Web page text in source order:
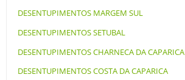
DESENTUPIMENTOS MARGEM SUL
DESENTUPIMENTOS SETUBAL
DESENTUPIMENTOS CHARNECA DA CAPARICA
DESENTUPIMENTOS COSTA DA CAPARICA